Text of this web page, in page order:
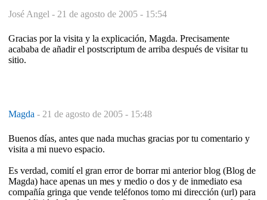
José Angel - 21 de agosto de 2005 - 15:54
Gracias por la visita y la explicación, Magda. Precisamente
acababa de añadir el postscriptum de arriba después de visitar tu
sitio.
Magda - 21 de agosto de 2005 - 15:48
Buenos días, antes que nada muchas gracias por tu comentario y
visita a mi nuevo espacio.
Es verdad, comití el gran error de borrar mi anterior blog (Blog de
Magda) hace apenas un mes y medio o dos y de inmediato esa
compañía gringa que vende teléfonos tomo mi dirección (url) para